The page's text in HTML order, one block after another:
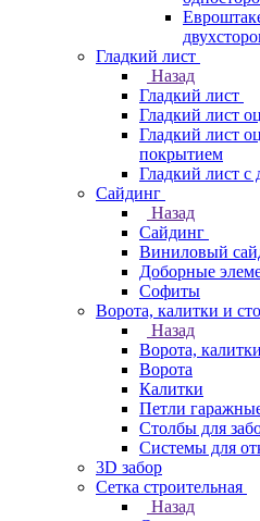
Гладкий лист
Назад
Гладкий лист
Гладкий лист
Гладкий лист
покрытием
Гладкий лист
Сайдинг
Назад
Сайдинг
Виниловый
Доборные
Софиты
Ворота, калитки и
Назад
Ворота,
Ворота
Калитки
Петли
Столбы для
Системы для
3D забор
Сетка строительная
Назад